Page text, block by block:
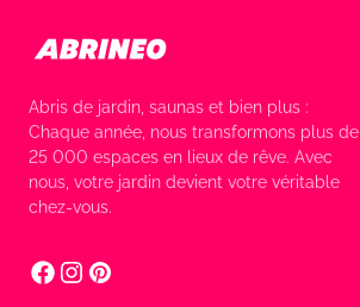
Abris de jardin, saunas et bien plus :
Chaque année, nous transformons plus de
25 000 espaces en lieux de rêve. Avec
nous, votre jardin devient votre véritable
chez-vous.